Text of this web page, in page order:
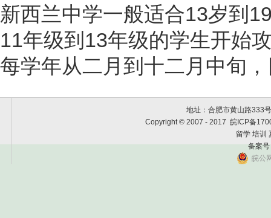
新西兰中学一般适合13岁到
11年级到13年级的学生开始
每学年从二月到十二月中旬
地址：合肥市黄山路333
Copyright © 2007 - 2017 皖ICP备
留学 培训
备案
皖公